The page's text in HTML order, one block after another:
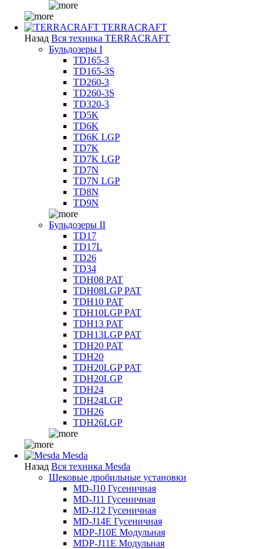
TERRACRAFT
Назад Вся техника TERRACRAFT
Бульдозеры I
TD165-3
TD165-3S
TD260-3
TD260-3S
TD320-3
TD5K
TD6K
TD6K LGP
TD7K
TD7K LGP
TD7N
TD7N LGP
TD8N
TD9N
Бульдозеры II
TD17
TD17L
TD26
TD34
TDH08 PAT
TDH08LGP PAT
TDH10 PAT
TDH10LGP PAT
TDH13 PAT
TDH13LGP PAT
TDH20 PAT
TDH20
TDH20LGP PAT
TDH20LGP
TDH24
TDH24LGP
TDH26
TDH26LGP
Mesda
Назад Вся техника Mesda
Щековые дробильные установки
MD-J10 Гусеничная
MD-J11 Гусеничная
MD-J12 Гусеничная
MD-J14E Гусеничная
MDP-J10E Модульная
MDP-J11E Модульная